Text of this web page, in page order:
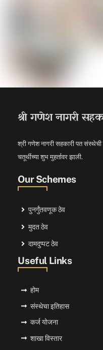
श्री गणेश नागरी
श्री गणेश नागरी सहकारी पत
चतूर्थीच्या शुभ मुहर्तावर झाली.
Our Schemes
पुनर्गुंतवणूक ठेव
मुदत ठेव
दामदुप्पट ठेव
Useful Links
होम
संस्थेचा इतिहास
कर्ज योजना
शाखा विस्तार